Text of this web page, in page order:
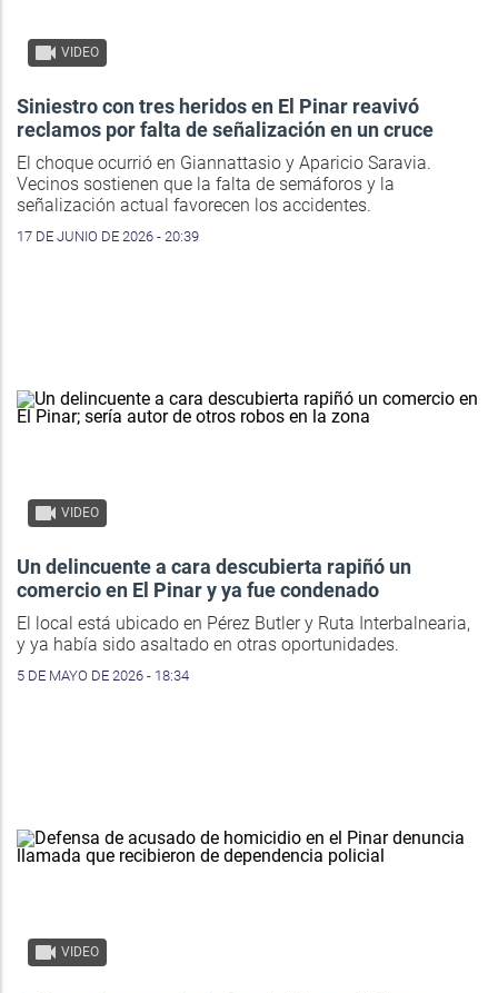
VIDEO
Siniestro con tres heridos en El Pinar reavivó
reclamos por falta de señalización en un cruce
El choque ocurrió en Giannattasio y Aparicio Saravia.
Vecinos sostienen que la falta de semáforos y la
señalización actual favorecen los accidentes.
17 DE JUNIO DE 2026 - 20:39
VIDEO
Un delincuente a cara descubierta rapiñó un
comercio en El Pinar y ya fue condenado
El local está ubicado en Pérez Butler y Ruta Interbalnearia,
y ya había sido asaltado en otras oportunidades.
5 DE MAYO DE 2026 - 18:34
VIDEO